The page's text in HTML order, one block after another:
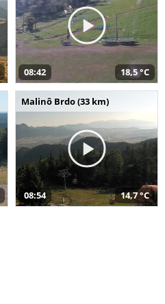
08:42 18,5 °C
Malinô Brdo (33 km)
08:54 14,7 °C